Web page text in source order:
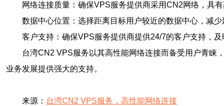
网络连接质量：确保VPS服务提供商采用CN2网络，具
数据中心位置：选择距离目标用户较近的数据中心，减少
客户支持：确保VPS服务提供商提供24/7的客户支持，
台湾CN2 VPS服务以其高性能网络连接而备受用户青睐
业务发展提供强大的支持。
来源： 台湾CN2 VPS服务，高性能网络连接